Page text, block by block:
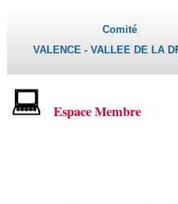
Comité
VALENCE - VALLEE DE LA
Espace Membre